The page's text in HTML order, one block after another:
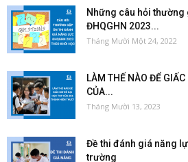
Những câu hỏi thường
ĐHQGHN 2023...
Tháng Mười Một 24, 2022
LÀM THẾ NÀO ĐỂ
CỦA...
Tháng Mười 13, 2023
Đề thi đánh giá năng
trường